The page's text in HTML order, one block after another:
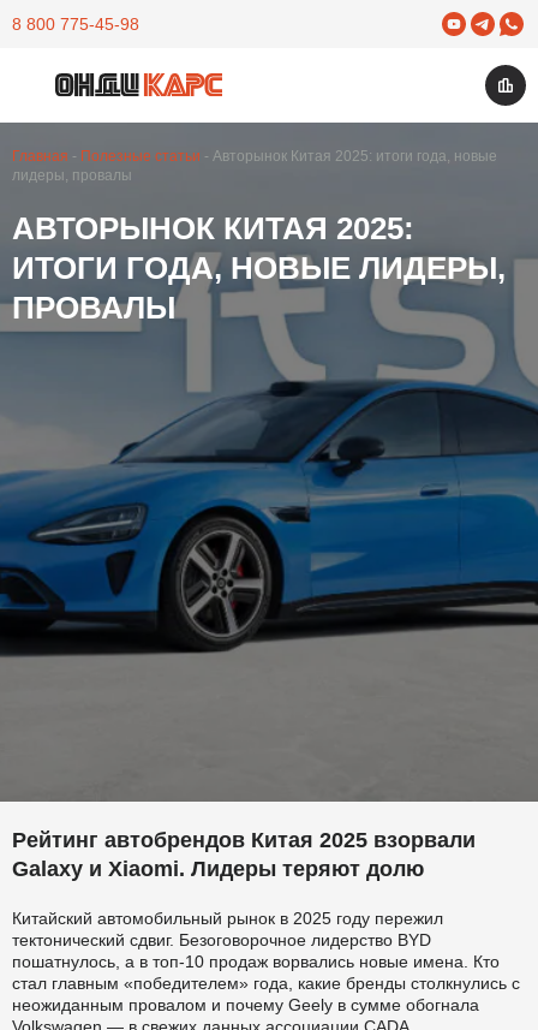
8 800 775-45-98 YuotubeTelegram
Главная Полезные статьи
Авторынок Китая 2025: итоги года, новые
лидеры, провалы
АВТОРЫНОК КИТАЯ 2025:
ИТОГИ ГОДА, НОВЫЕ ЛИДЕРЫ,
ПРОВАЛЫ
Рейтинг автобрендов Китая 2025 взорвали
Galaxy и Xiaomi. Лидеры теряют долю
Китайский автомобильный рынок в 2025 году пережил
тектонический сдвиг. Безоговорочное лидерство BYD
пошатнулось, а в топ-10 продаж ворвались новые имена. Кто
стал главным «победителем» года, какие бренды столкнулись с
неожиданным провалом и почему Geely в сумме обогнала